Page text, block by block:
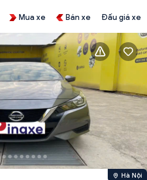
Mua xe Bán xe Đấu giá xe
Hà Nội